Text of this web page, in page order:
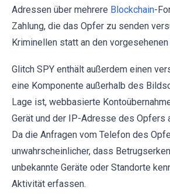
Adressen über mehrere Blockchain-
Zahlung, die das Opfer zu senden
Kriminellen statt an den vorgesehenen
Glitch SPY enthält außerdem einen
eine Komponente außerhalb des
Lage ist, webbasierte
Gerät und der IP-Adresse des Opfers
Da die Anfragen vom Telefon des
unwahrscheinlicher, dass
unbekannte Geräte oder Standorte
Aktivität erfassen.